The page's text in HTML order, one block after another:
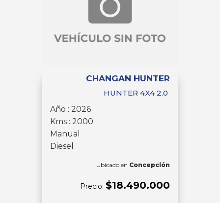
CHANGAN HUNTER
HUNTER 4X4 2.0
Año : 2026
Kms : 2000
Manual
Diesel
Ubicado en Concepción
Precio: $18.490.000